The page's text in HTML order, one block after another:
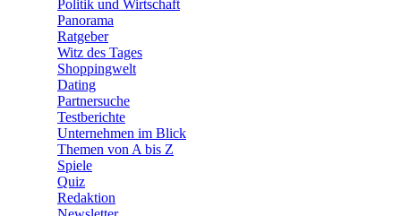
Politik und Wirtschaft
Panorama
Ratgeber
Witz des Tages
Shoppingwelt
Dating
Partnersuche
Testberichte
Unternehmen im Blick
Themen von A bis Z
Spiele
Quiz
Redaktion